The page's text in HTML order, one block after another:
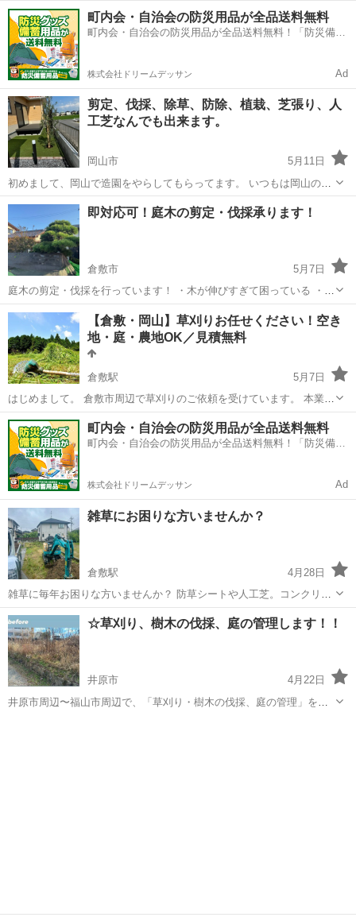
ております！！ ★草が伸びたまま放置してしまっている ★遠方に住ん
でいるため手が付けられない ★空き家・空き地の管理に困っている ★
めんどくさい... ...
岡山 井原市 いずえ駅 草刈り 空き地
町内会・自治会の防災用品が全品送料無料
町内会・自治会の防災用品が全品送料無料！「防災備蓄
株式会社ドリームデッサン Ad
剪定、伐採、除草、防除、植栽、芝張り、人
工芝なんでも出来ます。
岡山市
5月11日
初めまして、岡山で造園をやらしてもらってます。 いつもは岡山の大
きい会社の下請けで入っていますが 個人での仕事もしようと思い投稿
させて頂きました。 もしどこの会社か気になる方は個人で名刺を送ら
せて頂きます。個人で仕事をする...
岡山 岡山市 植木/庭木植え替え 人工芝
即対応可！庭木の剪定・伐採承ります！
倉敷市
5月7日
庭木の剪定・伐採を行っています！ ・木が伸びすぎて困っている ・隣
家に枝が出ている ・空き家の庭木を整理したい ・庭をスッキリさせた
・不要木の伐採 ・...
岡山 倉敷市 剪定/造園 庭木
【倉敷・岡山】草刈りお任せください！空き
地・庭・農地OK／見積無料
倉敷駅
5月7日
はじめまして。 倉敷市周辺で草刈りのご依頼を受けています。 本業で
現場作業をしており、 丁寧・安全第一で対応いたします。 ・草刈り
（空き地／庭／駐車場／農地など） ・手作業／機械どちらも対応可能
・草の回収・処分もご相談...
岡山 倉敷市 倉敷駅 草刈り 無料
町内会・自治会の防災用品が全品送料無料
町内会・自治会の防災用品が全品送料無料！「防災備蓄
株式会社ドリームデッサン Ad
雑草にお困りな方いませんか？
倉敷駅
4月28日
雑草に毎年お困りな方いませんか？ 防草シートや人工芝。コンクリー
トなどで 対策しませんか？🌱 他にもお庭のことでお困りなことがござ
いましたら ご相談ください^_^ お見積もり無料です✨
岡山 倉敷市 倉敷駅 草刈り 無料
☆草刈り、樹木の伐採、庭の管理します！！
井原市
4月22日
井原市周辺〜福山市周辺で、「草刈り・樹木の伐採、庭の管理」をし